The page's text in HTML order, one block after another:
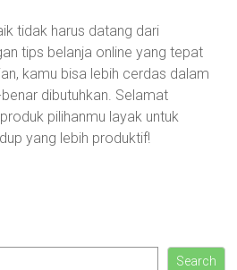
tidak harus datang dari
tips belanja online yang tepat
kamu bisa lebih cerdas dalam
dibutuhkan. Selamat
pilihanmu layak untuk
yang lebih produktif!
Search